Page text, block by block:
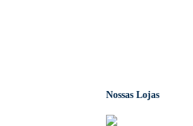
Nossas Lojas